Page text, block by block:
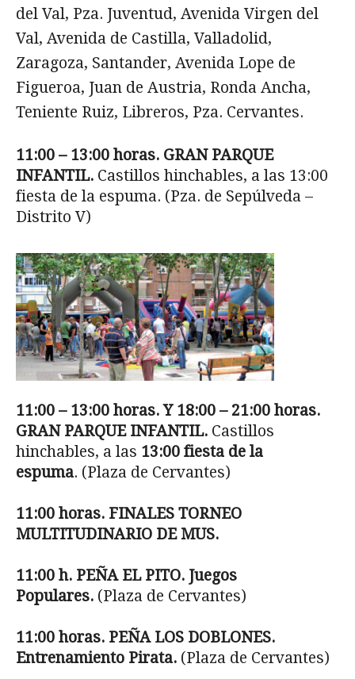
del Val, Pza. Juventud, Avenida Virgen del
Val, Avenida de Castilla, Valladolid,
Zaragoza, Santander, Avenida Lope de
Figueroa, Juan de Austria, Ronda Ancha,
Teniente Ruiz, Libreros, Pza. Cervantes.
11:00 – 13:00 horas. GRAN PARQUE
INFANTIL. Castillos hinchables, a las 13:00
fiesta de la espuma. (Pza. de Sepúlveda –
Distrito V)
11:00 – 13:00 horas. Y 18:00 – 21:00 horas.
GRAN PARQUE INFANTIL. Castillos
hinchables, a las 13:00 fiesta de la
espuma. (Plaza de Cervantes)
11:00 horas. FINALES TORNEO
MULTITUDINARIO DE MUS.
11:00 h. PEÑA EL PITO. Juegos
Populares. (Plaza de Cervantes)
11:00 horas. PEÑA LOS DOBLONES.
Entrenamiento Pirata. (Plaza de Cervantes)